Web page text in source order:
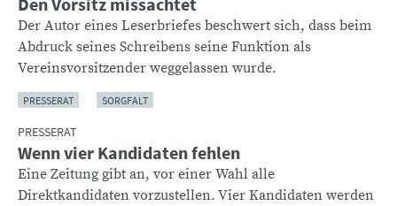
Der Autor eines Leserbriefes beschwert sich, dass beim
Abdruck seines Schreibens seine Funktion als
Vereinsvorsitzender weggelassen wurde.
PRESSERAT SORGFALT
PRESSERAT
Wenn vier Kandidaten fehlen
Eine Zeitung gibt an, vor einer Wahl alle
Direktkandidaten vorzustellen. Vier Kandidaten werden